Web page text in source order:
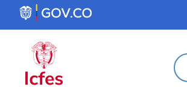
contenido